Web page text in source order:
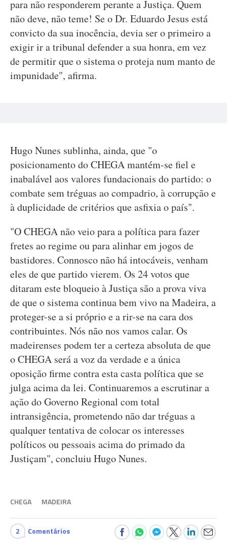
para não responderem perante a Justiça. Quem
não deve, não teme! Se o Dr. Eduardo Jesus está
convicto da sua inocência, devia ser o primeiro a
exigir ir a tribunal defender a sua honra, em vez
de permitir que o sistema o proteja num manto de
impunidade", afirma.
Hugo Nunes sublinha, ainda, que "o
posicionamento do CHEGA mantém-se fiel e
inabalável aos valores fundacionais do partido: o
combate sem tréguas ao compadrio, à corrupção e
à duplicidade de critérios que asfixia o país".
"O CHEGA não veio para a política para fazer
fretes ao regime ou para alinhar em jogos de
bastidores. Connosco não há intocáveis, venham
eles de que partido vierem. Os 24 votos que
ditaram este bloqueio à Justiça são a prova viva
de que o sistema continua bem vivo na Madeira, a
proteger-se a si próprio e a rir-se na cara dos
contribuintes. Nós não nos vamos calar. Os
madeirenses podem ter a certeza absoluta de que
o CHEGA será a voz da verdade e a única
oposição firme contra esta casta política que se
julga acima da lei. Continuaremos a escrutinar a
ação do Governo Regional com total
intransigência, prometendo não dar tréguas a
qualquer tentativa de colocar os interesses
políticos ou pessoais acima do primado da
Justiçam", concluiu Hugo Nunes.
CHEGA MADEIRA
2 Comentários